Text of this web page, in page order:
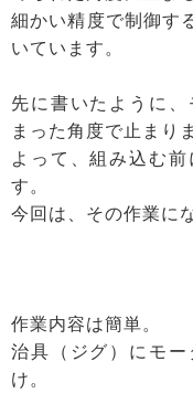
細かい精度で制御す
いています。
先に書いたように
まった角度で止まり
よって、組み込む
す。
今回は、その作業に
作業内容は簡単。
治具（ジグ）にモ
け。